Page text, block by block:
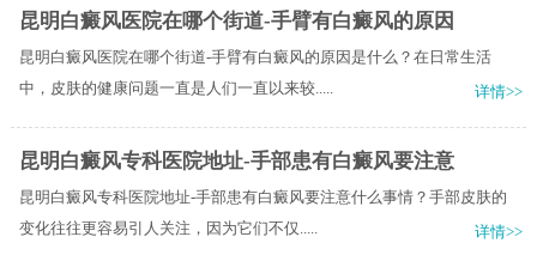
昆明白癜风医院在哪个街道-手臂有白癜风的原因
昆明白癜风医院在哪个街道-手臂有白癜风的原因是什么？在日常生活
中，皮肤的健康问题一直是人们一直以来较.....
详情>>
昆明白癜风专科医院地址-手部患有白癜风要注意
昆明白癜风专科医院地址-手部患有白癜风要注意什么事情？手部皮肤的
变化往往更容易引人关注，因为它们不仅.....
详情>>